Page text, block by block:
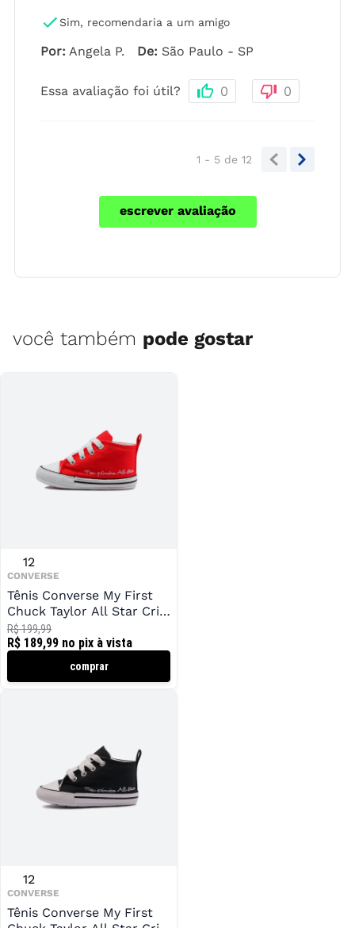
Sim, recomendaria a um amigo
Por: Angela P. De: São Paulo - SP
Essa avaliação foi útil? 0 0
1 - 5 de 12
escrever avaliação
você também pode gostar
CONVERSE
12
Tênis Converse My First
Chuck Taylor All Star Crib
Infantil
R$ 189,99 no pix à vista
R$ 199,99
comprar
CONVERSE
12
Tênis Converse My First